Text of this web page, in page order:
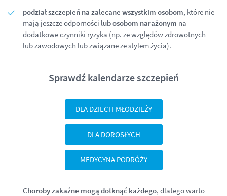
podział szczepień na zalecane wszystkim osobom, które nie
mają jeszcze odporności lub osobom narażonym na
dodatkowe czynniki ryzyka (np. ze względów zdrowotnych
lub zawodowych lub związane ze stylem życia).
Sprawdź kalendarze szczepień
DLA DZIECI I MŁODZIEŻY
DLA DOROSŁYCH
MEDYCYNA PODRÓŻY
Choroby zakaźne mogą dotknąć każdego, dlatego warto